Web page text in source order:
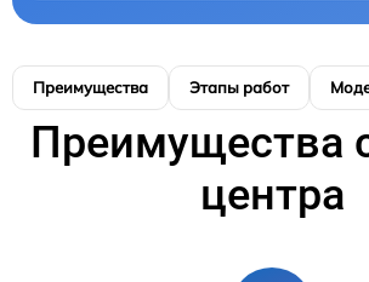
Преимущества Этапы работ
Преимущества
центра